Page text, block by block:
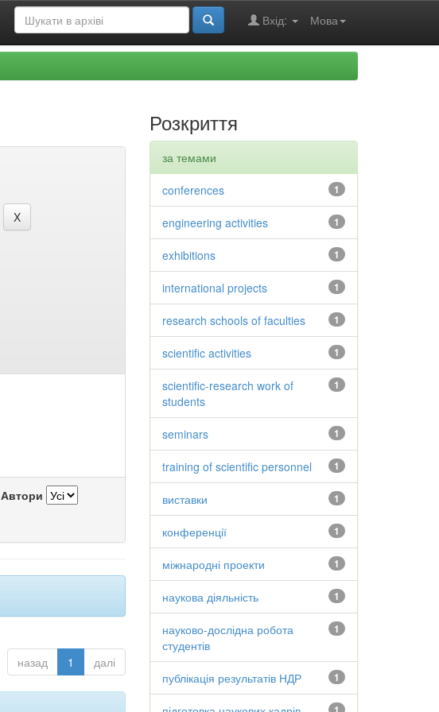
Мова
Вхід:
Автори
назад 1 далі
Розкриття
за темами
1
conferences
1
engineering activities
1
exhibitions
1
international projects
1
research schools of faculties
1
scientific activities
1
scientific-research work of
students
1
seminars
1
training of scientific personnel
1
виставки
1
конференції
1
міжнародні проекти
1
наукова діяльність
1
науково-дослідна робота
студентів
1
публікація результатів НДР